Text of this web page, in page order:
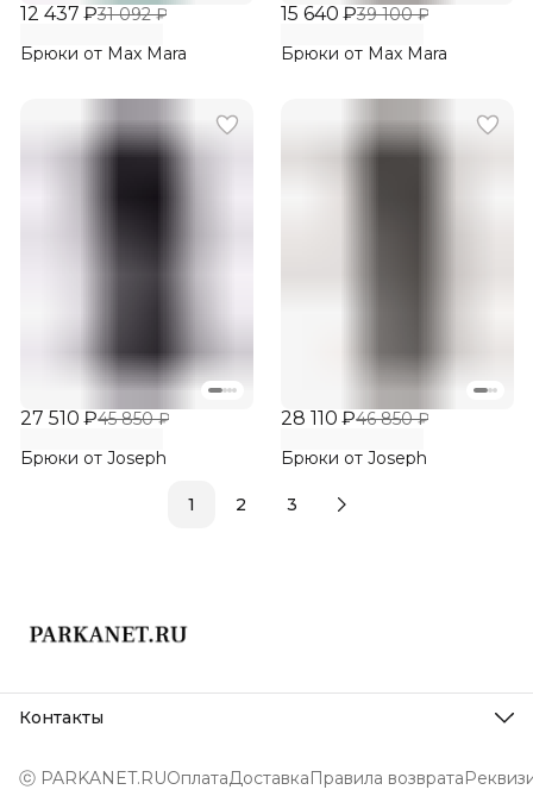
12 437 ₽31 092 ₽
Брюки от Max Mara
15 640 ₽39 100 ₽
Брюки от Max Mara
27 510 ₽45 850 ₽
Брюки от Joseph
28 110 ₽46 850 ₽
Брюки от Joseph
1 2 3
Контакты
Телефон
ⓒ PARKANET.RUОплатаДоставкаПравила возврата